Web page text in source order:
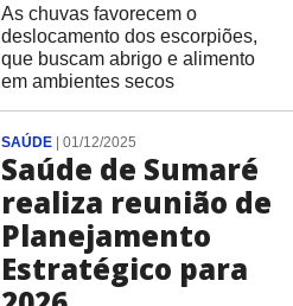
As chuvas favorecem o
deslocamento dos escorpiões,
que buscam abrigo e alimento
em ambientes secos
SAÚDE| 01/12/2025
Saúde de Sumaré
realiza reunião de
Planejamento
Estratégico para